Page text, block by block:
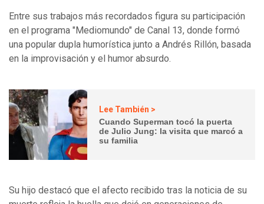
Entre sus trabajos más recordados figura su participación
en el programa "Mediomundo" de Canal 13, donde formó
una popular dupla humorística junto a Andrés Rillón, basada
en la improvisación y el humor absurdo.
Lee También >
Cuando Superman tocó la puerta
de Julio Jung: la visita que marcó a
su familia
Su hijo destacó que el afecto recibido tras la noticia de su